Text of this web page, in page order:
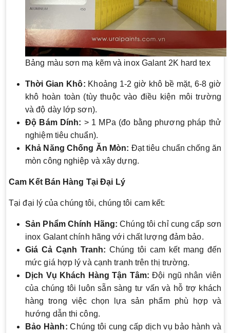
Bảng màu sơn mạ kẽm và inox Galant 2K hard tex
Thời Gian Khô: Khoảng 1-2 giờ khô bề mặt, 6-8 giờ
khô hoàn toàn (tùy thuộc vào điều kiện môi trường
và độ dày lớp sơn).
Độ Bám Dính: > 1 MPa (đo bằng phương pháp thử
nghiệm tiêu chuẩn).
Khả Năng Chống Ăn Mòn: Đạt tiêu chuẩn chống ăn
mòn công nghiệp và xây dựng.
Cam Kết Bán Hàng Tại Đại Lý
Tại đại lý của chúng tôi, chúng tôi cam kết:
Sản Phẩm Chính Hãng: Chúng tôi chỉ cung cấp sơn
inox Galant chính hãng với chất lượng đảm bảo.
Giá Cả Cạnh Tranh: Chúng tôi cam kết mang đến
mức giá hợp lý và cạnh tranh trên thị trường.
Dịch Vụ Khách Hàng Tận Tâm: Đội ngũ nhân viên
của chúng tôi luôn sẵn sàng tư vấn và hỗ trợ khách
hàng trong việc chọn lựa sản phẩm phù hợp và
hướng dẫn thi công.
Bảo Hành: Chúng tôi cung cấp dịch vụ bảo hành và